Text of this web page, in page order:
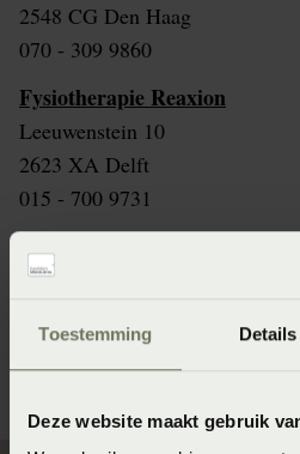
Toestemming Details
Deze website maakt gebruik
2548 CG Den Haag
070 - 309 9860
Fysiotherapie Reaxion
Leeuwenstein 10
2623 XA Delft
015 - 700 9731
Julialaan 6
0174 - 295833